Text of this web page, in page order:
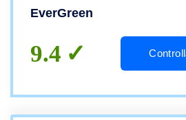
EverGreen
9.4